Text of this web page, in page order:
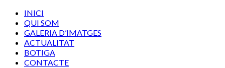
INICI
QUI SOM
GALERIA D’IMATGES
ACTUALITAT
BOTIGA
CONTACTE